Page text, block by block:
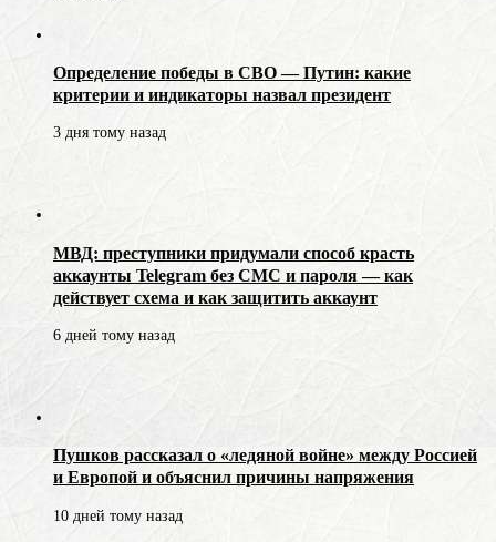
Определение победы в СВО — Путин: какие
критерии и индикаторы назвал президент
3 дня тому назад
МВД: преступники придумали способ красть
аккаунты Telegram без СМС и пароля — как
действует схема и как защитить аккаунт
6 дней тому назад
Пушков рассказал о «ледяной войне» между Россией
и Европой и объяснил причины напряжения
10 дней тому назад